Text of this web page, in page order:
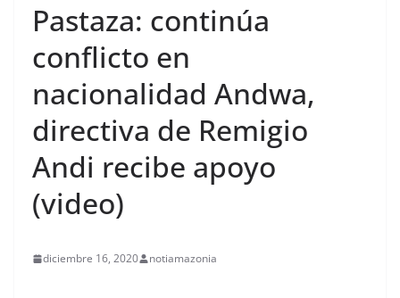
Pastaza: continúa
conflicto en
nacionalidad Andwa,
directiva de Remigio
Andi recibe apoyo
(video)
diciembre 16, 2020 notiamazonia